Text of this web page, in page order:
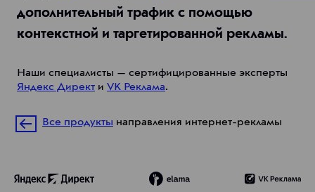
Все продукты направления интернет-рекламы
дополнительный трафик с помощью
контекстной и таргетированной рекламы.
Наши специалисты — сертифицированные эксперты
Яндекс Директ и VK Реклама.